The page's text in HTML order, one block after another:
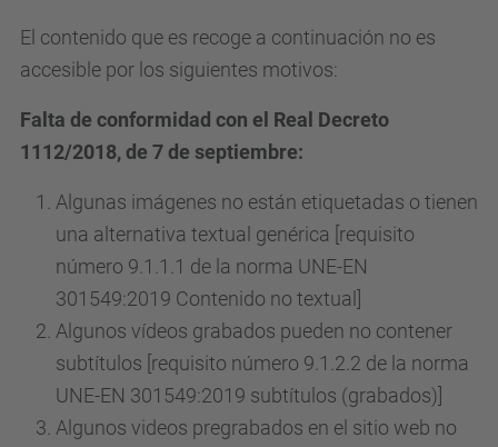
El contenido que es recoge a continuación no es
accesible por los siguientes motivos:
Falta de conformidad con el Real Decreto
1112/2018, de 7 de septiembre:
Algunas imágenes no están etiquetadas o tienen
una alternativa textual genérica [requisito
número 9.1.1.1 de la norma UNE-EN
301549:2019 Contenido no textual]
Algunos vídeos grabados pueden no contener
subtítulos [requisito número 9.1.2.2 de la norma
UNE-EN 301549:2019 subtítulos (grabados)]
Algunos videos pregrabados en el sitio web no